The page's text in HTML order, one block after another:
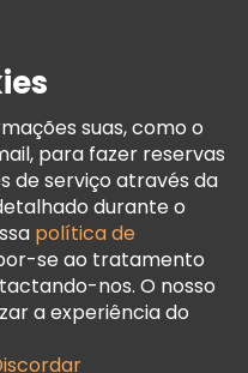
suas, como o
para fazer reservas
de serviço através da
durante o
política de
se ao tratamento
nos. O nosso
a experiência do